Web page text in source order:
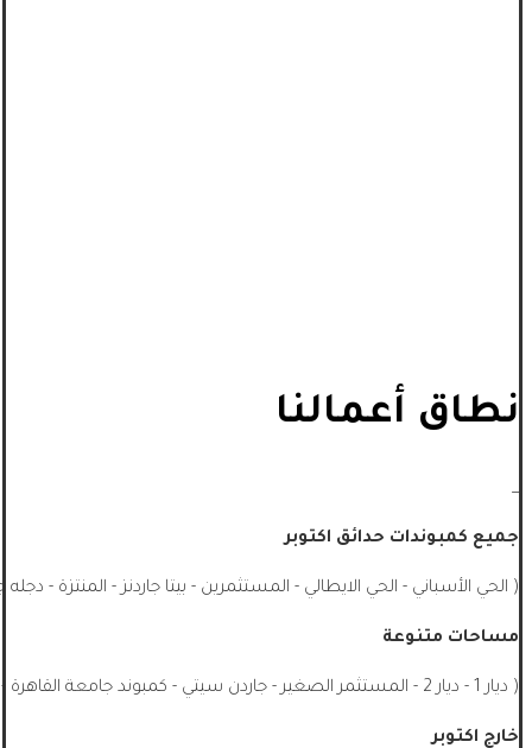
نطاق أعمالنا
_
جميع كمبوندات حدائق اكتوبر
( الحي الأسباني - الحي الايطالي - المستثمرين - بيتا جاردنز - المنتزة -
مساحات متنوعة
( ديار 1 - ديار 2 - المستثمر الصغير - جاردن سيتي - كمبوند جامعة القاهرة - الشيخ زايد - جميع احياء اكتوبر - اشجار سيتي - ماونتن فيو اكتوبر ...)
خارج اكتوبر